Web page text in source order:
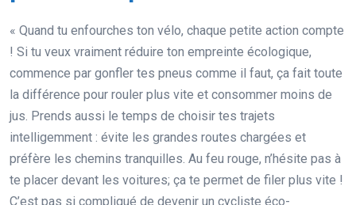
« Quand tu enfourches ton vélo, chaque petite action compte
! Si tu veux vraiment réduire ton empreinte écologique,
commence par gonfler tes pneus comme il faut, ça fait toute
la différence pour rouler plus vite et consommer moins de
jus. Prends aussi le temps de choisir tes trajets
intelligemment : évite les grandes routes chargées et
préfère les chemins tranquilles. Au feu rouge, n’hésite pas à
te placer devant les voitures; ça te permet de filer plus vite !
C’est pas si compliqué de devenir un cycliste éco-